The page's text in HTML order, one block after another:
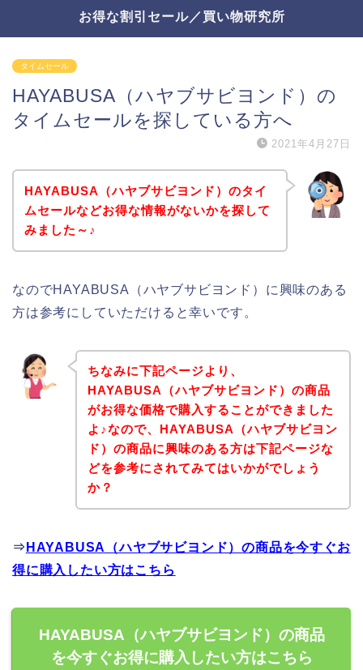
お得な割引セール／買い物研究所
タイムセール
HAYABUSA（ハヤブサビヨンド）の
タイムセールを探している方へ
2021年4月27日
HAYABUSA（ハヤブサビヨンド）のタイ
ムセールなどお得な情報がないかを探して
みました～♪
なのでHAYABUSA（ハヤブサビヨンド）に興味のある
方は参考にしていただけると幸いです。
ちなみに下記ページより、
HAYABUSA（ハヤブサビヨンド）の商品
がお得な価格で購入することができました
よ♪なので、HAYABUSA（ハヤブサビヨン
ド）の商品に興味のある方は下記ページな
どを参考にされてみてはいかがでしょう
か？
⇒ HAYABUSA（ハヤブサビヨンド）の商品を今すぐお
得に購入したい方はこちら
HAYABUSA（ハヤブサビヨンド）の商品
を今すぐお得に購入したい方はこちら